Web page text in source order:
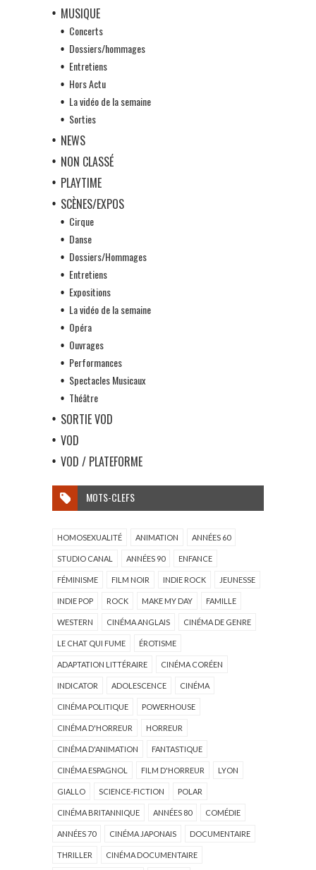
MUSIQUE
Concerts
Dossiers/hommages
Entretiens
Hors Actu
La vidéo de la semaine
Sorties
NEWS
NON CLASSÉ
PLAYTIME
SCÈNES/EXPOS
Cirque
Danse
Dossiers/Hommages
Entretiens
Expositions
La vidéo de la semaine
Opéra
Ouvrages
Performances
Spectacles Musicaux
Théâtre
SORTIE VOD
VOD
VOD / PLATEFORME
MOTS-CLEFS
HOMOSEXUALITÉ ANIMATION ANNÉES 60
STUDIO CANAL ANNÉES 90 ENFANCE
FÉMINISME FILM NOIR INDIE ROCK JEUNESSE
INDIE POP ROCK MAKE MY DAY FAMILLE
WESTERN CINÉMA ANGLAIS CINÉMA DE GENRE
LE CHAT QUI FUME ÉROTISME
ADAPTATION LITTÉRAIRE CINÉMA CORÉEN
INDICATOR ADOLESCENCE CINÉMA
CINÉMA POLITIQUE POWERHOUSE
CINÉMA D'HORREUR HORREUR
CINÉMA D'ANIMATION FANTASTIQUE
CINÉMA ESPAGNOL FILM D'HORREUR LYON
GIALLO SCIENCE-FICTION POLAR
CINÉMA BRITANNIQUE ANNÉES 80 COMÉDIE
ANNÉES 70 CINÉMA JAPONAIS DOCUMENTAIRE
THRILLER CINÉMA DOCUMENTAIRE